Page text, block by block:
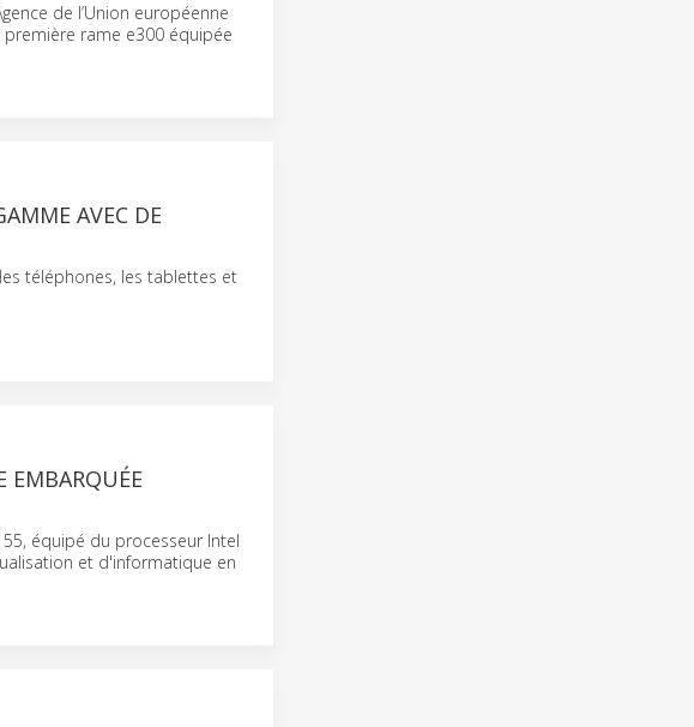
de l’Union européenne
première rame e300 équipée
AVEC DE
téléphones, les tablettes et
EMBARQUÉE
équipé du processeur Intel
et d'informatique en